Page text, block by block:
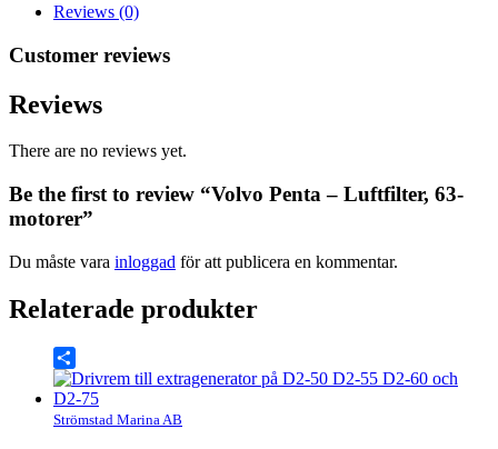
Reviews (0)
Customer reviews
Reviews
There are no reviews yet.
Be the first to review “Volvo Penta – Luftfilter, 63-
motorer”
Du måste vara inloggad för att publicera en kommentar.
Relaterade produkter
Share
Strömstad Marina AB